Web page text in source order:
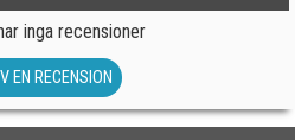
inga recensioner
EN RECENSION